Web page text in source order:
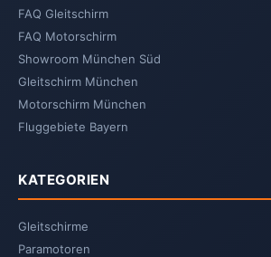
FAQ Gleitschirm
FAQ Motorschirm
Showroom München Süd
Gleitschirm München
Motorschirm München
Fluggebiete Bayern
KATEGORIEN
Gleitschirme
Paramotoren